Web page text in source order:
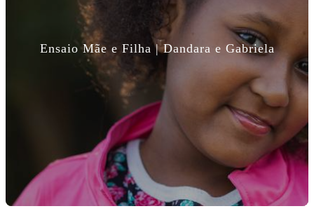
Ensaio Mãe e Filha | Dandara e Gabriela